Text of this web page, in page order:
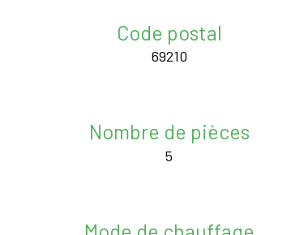
Code postal
69210
Nombre de pièces
5